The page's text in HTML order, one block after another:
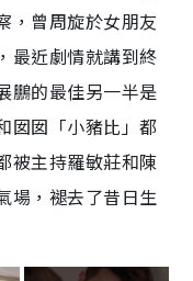
，曾周旋於女朋友
最近劇情就講到終
鵬的最佳另一半是
囡囡「小豬比」都
被主持羅敏莊和陳
場，褪去了昔日生